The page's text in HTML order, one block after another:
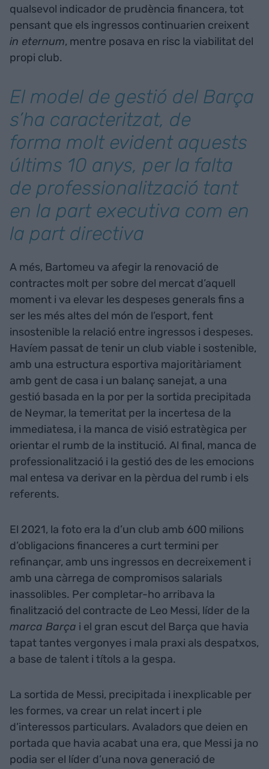
qualsevol indicador de prudència financera, tot
pensant que els ingressos continuarien creixent
in eternum, mentre posava en risc la viabilitat del
propi club.
El model de gestió del Barça
s’ha caracteritzat, de
forma molt evident aquests
últims 10 anys, per la falta
de professionalització tant
en la part executiva com en
la part directiva
A més, Bartomeu va afegir la renovació de
contractes molt per sobre del mercat d’aquell
moment i va elevar les despeses generals fins a
ser les més altes del món de l’esport, fent
insostenible la relació entre ingressos i despeses.
Havíem passat de tenir un club viable i sostenible,
amb una estructura esportiva majoritàriament
amb gent de casa i un balanç sanejat, a una
gestió basada en la por per la sortida precipitada
de Neymar, la temeritat per la incertesa de la
immediatesa, i la manca de visió estratègica per
orientar el rumb de la institució. Al final, manca de
professionalització i la gestió des de les emocions
mal entesa va derivar en la pèrdua del rumb i els
referents.
El 2021, la foto era la d’un club amb 600 milions
d’obligacions financeres a curt termini per
refinançar, amb uns ingressos en decreixement i
amb una càrrega de compromisos salarials
inassolibles. Per completar-ho arribava la
finalització del contracte de Leo Messi, líder de la
marca Barça i el gran escut del Barça que havia
tapat tantes vergonyes i mala praxi als despatxos,
a base de talent i títols a la gespa.
La sortida de Messi, precipitada i inexplicable per
les formes, va crear un relat incert i ple
d’interessos particulars. Avaladors que deien en
portada que havia acabat una era, que Messi ja no
podia ser el líder d’una nova generació de